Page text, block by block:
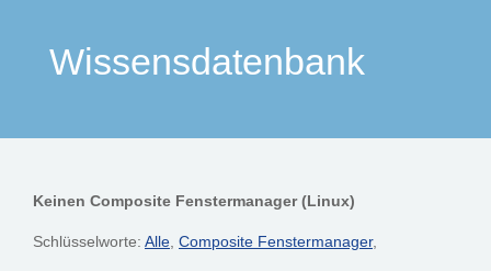
Wissensdatenbank
Keinen Composite Fenstermanager (Linux)
Schlüsselworte: Alle, Composite Fenstermanager,